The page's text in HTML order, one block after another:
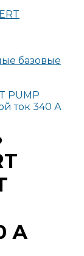
базовые
PUMP
ток 340 А
А